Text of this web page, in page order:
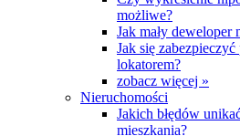
możliwe?
Jak mały deweloper
Jak się
lokatorem?
zobacz więcej »
Nieruchomości
Jakich błędów
mieszkania?